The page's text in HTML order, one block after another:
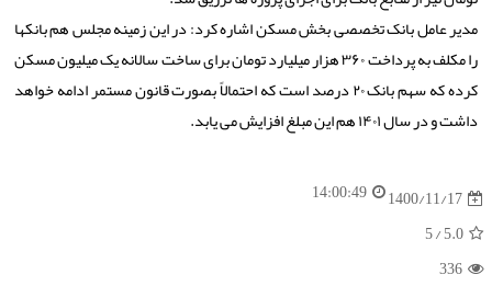
مدیر عامل بانک تخصصی بخش مسکن اشاره کرد: در این زمینه مجلس هم بانکها
را مکلف به پرداخت ۳۶۰ هزار میلیارد تومان برای ساخت سالانه یک میلیون مسکن
کرده که سهم بانک ۲۰ درصد است که احتمالاً بصورت قانون مستمر ادامه خواهد
داشت و در سال ۱۴۰۱ هم این مبلغ افزایش می یابد.
1400/11/17
14:00:49
5.0
/ 5
336